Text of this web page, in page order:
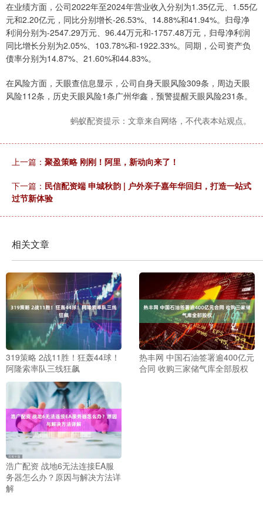
在业绩方面，公司2022年至2024年营业收入分别为1.35亿元、1.55亿
元和2.20亿元，同比分别增长-26.53%、14.88%和41.94%。归母净
利润分别为-2547.29万元、96.44万元和-1757.48万元，归母净利润
同比增长分别为2.05%、103.78%和-1922.33%。同期，公司资产负
债率分别为14.87%、21.60%和44.83%。
在风险方面，天眼查信息显示，公司自身天眼风险309条，周边天眼
风险112条，历史天眼风险1条广州华鑫，预警提醒天眼风险231条。
蚂蚁配资提示：文章来自网络，不代表本站观点。
上一篇： 聚盈策略 刚刚！阿里，新动向来了！
下一篇： 民信配资端 申城秋韵 | 户外亲子嘉年华回归，打造一站式
过节新体验
相关文章
319策略 2战11胜！狂轰44球！
阿隆索率队三线狂飙
热丰网 中国石油签署逾400亿元
合同 收购三家储气库全部股权
浩广配资 战地6无法连接EA服
务器怎么办？原因与解决方法详
解